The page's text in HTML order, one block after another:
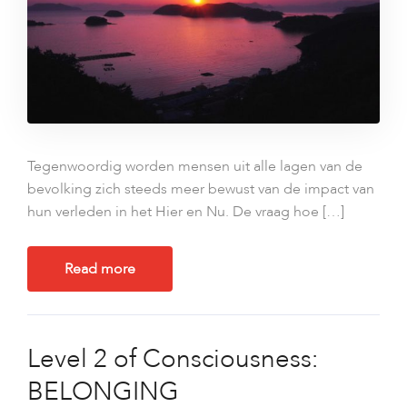
Tegenwoordig worden mensen uit alle lagen van de
bevolking zich steeds meer bewust van de impact van
hun verleden in het Hier en Nu. De vraag hoe […]
Read more
Level 2 of Consciousness:
BELONGING